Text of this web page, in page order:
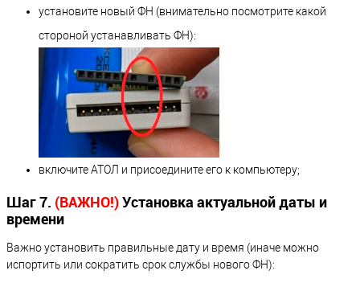
установите новый ФН (внимательно посмотрите какой
стороной устанавливать ФН):
включите АТОЛ и присоедините его к компьютеру;
Шаг 7. (ВАЖНО!)Установка актуальной даты и
времени
Важно установить правильные дату и время (иначе можно
испортить или сократить срок службы нового ФН):